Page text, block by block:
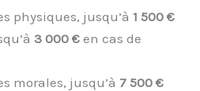
physiques, jusqu’à 1 500 €
3 000 € en cas de
morales, jusqu’à 7 500 €